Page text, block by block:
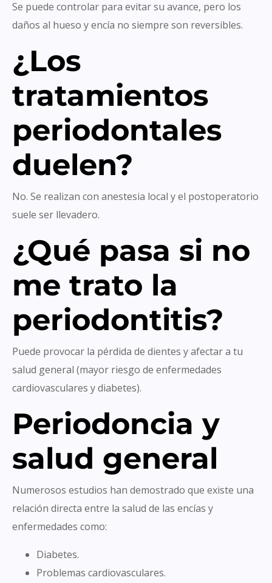
Se puede controlar para evitar su avance, pero los
daños al hueso y encía no siempre son reversibles.
¿Los
tratamientos
periodontales
duelen?
No. Se realizan con anestesia local y el postoperatorio
suele ser llevadero.
¿Qué pasa si no
me trato la
periodontitis?
Puede provocar la pérdida de dientes y afectar a tu
salud general (mayor riesgo de enfermedades
cardiovasculares y diabetes).
Periodoncia y
salud general
Numerosos estudios han demostrado que existe una
relación directa entre la salud de las encías y
enfermedades como:
Diabetes.
Problemas cardiovasculares.